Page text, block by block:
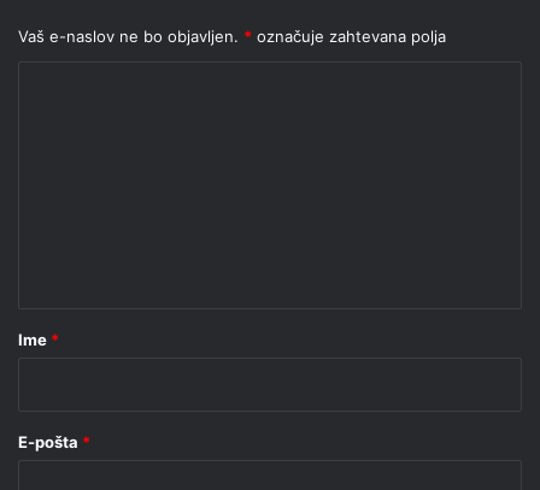
Vaš e-naslov ne bo objavljen. * označuje zahtevana polja
rIme *
E-pošta *